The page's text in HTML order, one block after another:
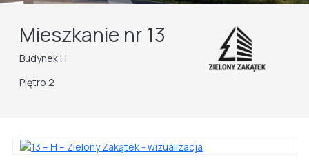
Mieszkanie nr 13
Budynek H
Piętro 2